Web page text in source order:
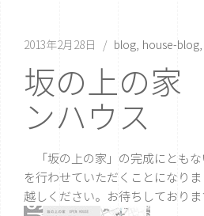
2013年2月28日 blog house-blog
坂の上の
ンハウス
「坂の上の家」の完成にとも
を行わせていただくことになり
越しください。お待ちしておりま